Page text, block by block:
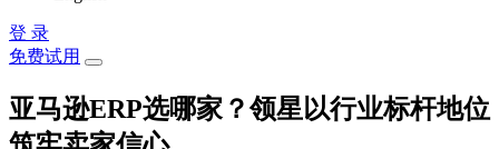
登 录
免费试用
亚马逊ERP选哪家？领星以行业标杆地位